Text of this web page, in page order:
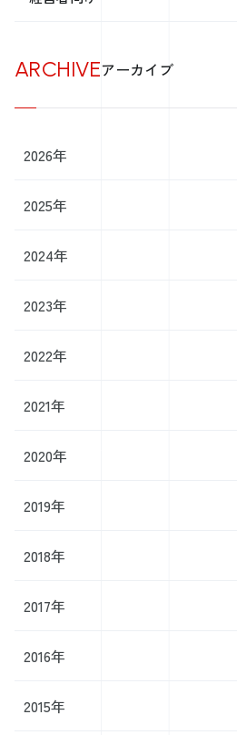
ARCHIVEアーカイブ
2026年
2025年
2024年
2023年
2022年
2021年
2020年
2019年
2018年
2017年
2016年
2015年